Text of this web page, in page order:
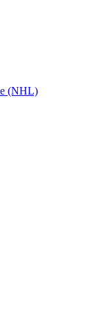
(NHL)